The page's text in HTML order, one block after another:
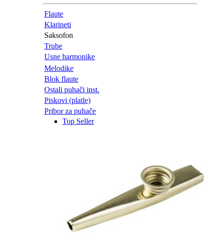
Flaute
Klarineti
Saksofon
Trube
Usne harmonike
Melodike
Blok flaute
Ostali puhači inst.
Piskovi (platle)
Pribor za puhače
Top Seller